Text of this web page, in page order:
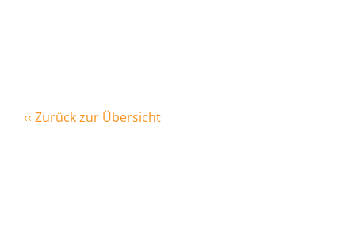
‹‹ Zurück zur Übersicht